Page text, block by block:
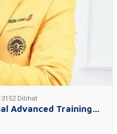
Dilihat
Advanced Training…